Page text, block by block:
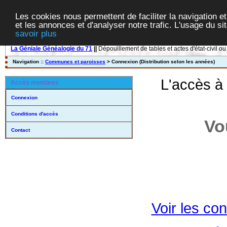
Les cookies nous permettent de faciliter la navigation
et les annonces et d'analyser notre trafic. L'usage du
savoir plus
La Géniale Généalogie du 71 Dépouillement de tables et actes d'état-civil
Navigation :: Communes et paroisses > Connexion (Distribution selon les années)
Accès membres
Connexion
Conditions d'accès
Contact
L'accès
Voir les